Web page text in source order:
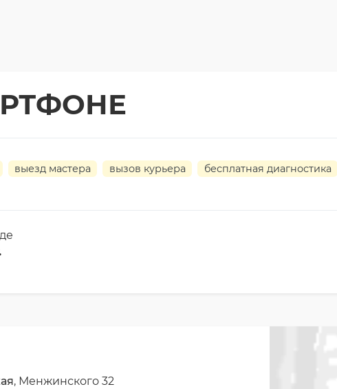
выезд мастера вызов курьера бесплатная диагностика
, Менжинского 32